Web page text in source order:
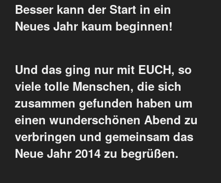
Besser kann der Start in ein
Neues Jahr kaum beginnen!
Und das ging nur mit EUCH, so
viele tolle Menschen, die sich
zusammen gefunden haben um
einen wunderschönen Abend zu
verbringen und gemeinsam das
Neue Jahr 2014 zu begrüßen.